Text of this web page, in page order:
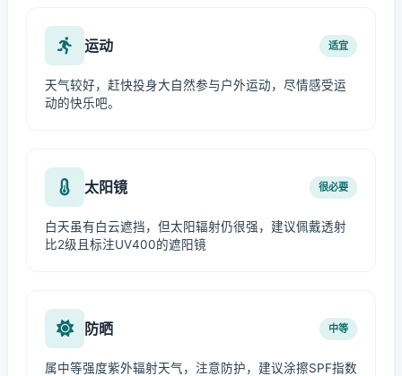
运动 适宜
天气较好，赶快投身大自然参与户外运动，尽情感受运
动的快乐吧。
太阳镜 很必要
白天虽有白云遮挡，但太阳辐射仍很强，建议佩戴透射
比2级且标注UV400的遮阳镜
防晒 中等
属中等强度紫外辐射天气，注意防护，建议涂擦SPF指数